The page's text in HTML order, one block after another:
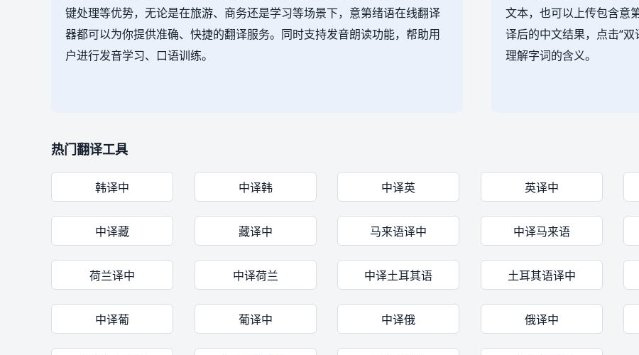
键处理等优势，无论是在旅游、商务还是学习等场景下，意第绪语在线翻译
器都可以为你提供准确、快捷的翻译服务。同时支持发音朗读功能，帮助用
户进行发音学习、口语训练。
文本，也可以上传包含意
译后的中文结果，点击“
理解字词的含义。
热门翻译工具
韩译中 中译韩 中译英 英译中
中译藏 藏译中 马来语译中 中译马来语
荷兰译中 中译荷兰 中译土耳其语 土耳其语译中
中译葡 葡译中 中译俄 俄译中